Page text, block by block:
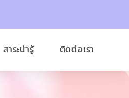
สาระน่ารู้ ติดต่อเรา